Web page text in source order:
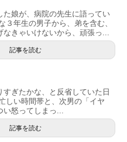
た娘が、病院の先生に語ってい
３年生の男子から、弟を含む、
なきゃいけないから、頑張っ...
記事を読む
すぎたかな、と反省していた日
しい時間帯と、次男の「イヤ
い怒ってしまっ...
記事を読む